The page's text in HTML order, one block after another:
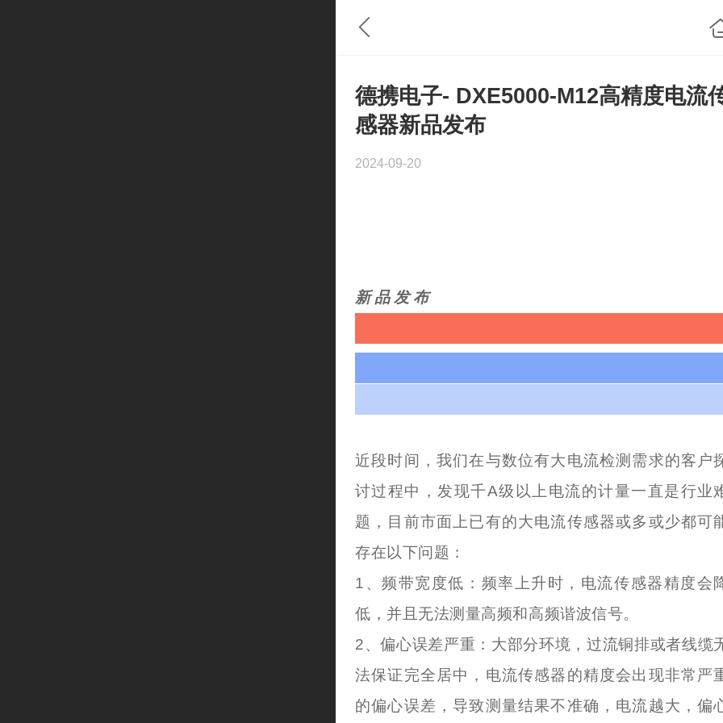
德携电子- DXE5000-M12高精度电流
感器新品发布
2024-09-20
新 品 发 布
近段时间，我们在与数位有大电流检测需求的客户
讨过程中，发现千A级以上电流的计量一直是行业
题，目前市面上已有的大电流传感器或多或少都可
存在以下问题：
1、频带宽度低：频率上升时，电流传感器精度会
低，并且无法测量高频和高频谐波信号。
2、偏心误差严重：大部分环境，过流铜排或者线缆
法保证完全居中，电流传感器的精度会出现非常严
的偏心误差，导致测量结果不准确，电流越大，偏